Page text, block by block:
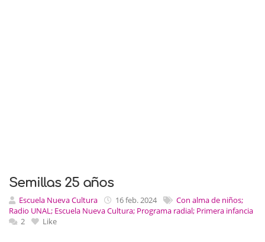
Semillas 25 años
Escuela Nueva Cultura 16 feb. 2024
Con alma de niños;
Radio UNAL; Escuela Nueva Cultura; Programa radial; Primera infancia
2
Like